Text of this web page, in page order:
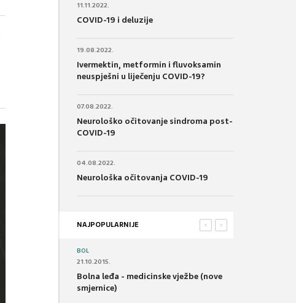
11.11.2022.
COVID-19 i deluzije
19.08.2022.
Ivermektin, metformin i fluvoksamin
neuspješni u liječenju COVID-19?
07.08.2022.
Neurološko očitovanje sindroma post-
COVID-19
04.08.2022.
Neurološka očitovanja COVID-19
NAJPOPULARNIJE >
<
BOL
21.10.2015.
Bolna leđa - medicinske vježbe (nove
smjernice)